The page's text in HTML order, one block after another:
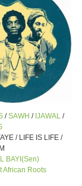
/SAWH / IJAWAL/
/ LIFE IS LIFE /
BAYI(Sen)
African Roots